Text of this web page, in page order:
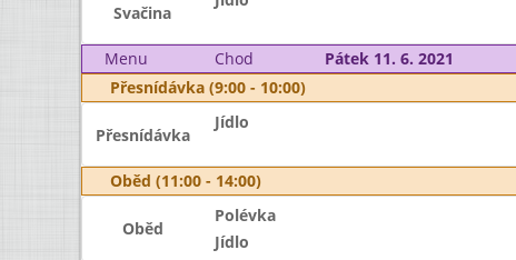
Svačina
Menu Chod Pátek 11. 6. 2021
Přesnídávka (9:00 - 10:00)
Přesnídávka
Jídlo
Oběd (11:00 - 14:00)
Oběd
Polévka
Jídlo